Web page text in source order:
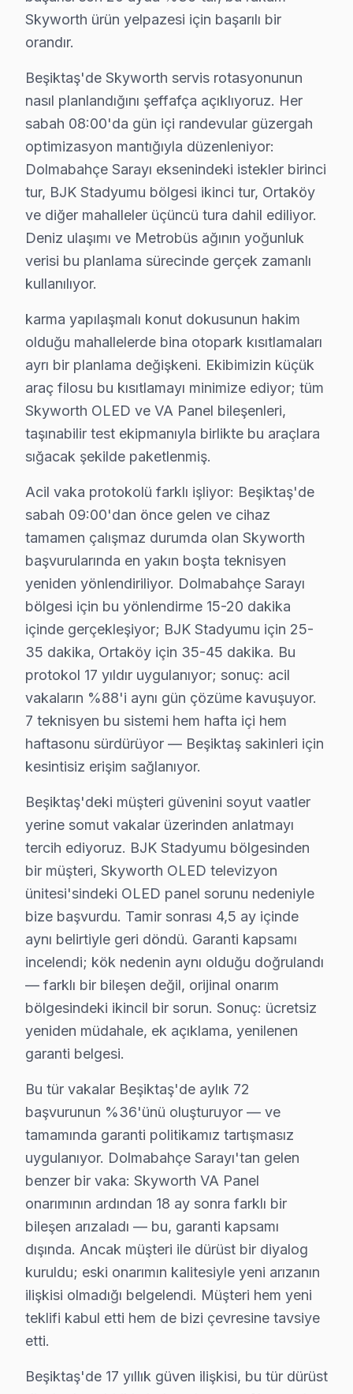
Yıldız Mahallesi, şehrin yeşil alanları ile ön plana
Skyworth televizyonunuz'lerin panel teknolojisi, çeşitli
Panel/ekran değişimi:32" ekranlar için
Anakart tamiri:Model serisine bağlı olarak
Güç kartı, LED backlight ve T-Con kart:Bu
Yazılım/firmware işlemleri:Bu tür işlemler
Yerinde servis ve atölye fiyat farkı:Yerinde
Fiyatları etkileyen diğer önemli faktörler arasında
Beşiktaş'de Skyworth Servis Kalitesi:
Beşiktaş bölgesinde, Fabrika bakım'in sunduğu
Aynı gün onarım imkanı, tamir sürecinin
Kullanılan orijinal parçalar, onarılan cihazların
Yapılan istatistiksel değerlendirmeler, Fabrika
Beşiktaş Skyworth servis - TV Tamiri
Deniz ulaşımı ile ulaşabileceğiniz herhangi bir
Şunu da belirtelim: OLED teknolojisini tanıyan 25+
Sık sorulan bir konu bu: müşteri şikâyetini 24 saatte
Beşiktaş Bölgesi ve Skyworth TV Desteği
İstanbul Avrupa Yakası içinde yer alan Beşiktaş,
Beşiktaş'de Mahalle Skyworth Servis Hizmeti
Skyworth panel arıza servisimiz Beşiktaş'nin her
Gayrettepe, Konaklar, Kültür, Kuruçeşme, Levazım,
Nisbetiye, Ortaköy, Sinanpaşa, Türkali, Ulus,
Abbasağa, Akatlar, Arnavutköy, Balmumcu, Bebek,
Beşiktaş × Skyworth: Yerel İçerik ve Deneyim
Beşiktaş Skyworth servis verisi, komşu ilçelerle
Arıza profili karşılaştırmasında ise durum farklı:
Çözüm hızı karşılaştırmasında Beşiktaş iyi bir
17 yıllık Beşiktaş servis kronolojisi, bu TV TV
Orta dönemde (2013-2018) bu marka OLED LED
Son dönemde (2019-bugün) Skyworth VA Panel ve
Beşiktaş'deki Skyworth teknik servis deneyimi,
Skyworth OLED panel sürücü katmanında LVDS
Skyworth Smart ekran modellerindeki HDMI paraziti
karma yapılaşmalı konut dokusunun hakim olduğu
Acil vaka protokolü farklı işliyor: Beşiktaş'de sabah
Beşiktaş'deki müşteri güvenini soyut vaatler yerine
Bu tür vakalar Beşiktaş'de aylık 72 başvurunun
Beşiktaş'de 17 yıllık güven ilişkisi, bu tür dürüst
Beşiktaş'deki bu TV müşteri yolculuğunu dört kritik
İkinci temas — İlk iletişim: Telefon veya mesaj yoluyla
Üçüncü temas — Saha müdahalesi: Dolmabahçe
Dördüncü temas — Teslim sonrası: Garanti belgesi +
Beşiktaş'de bu TV onarım maliyetini belirleyen
İkinci faktör — Arıza derinliği: Yüzeysel Güç kartı
Dördüncü faktör — Parça temini: Stokta hazır söz
Skyworth ürün yelpazesi için başarılı bir
orandır.
Beşiktaş'de Skyworth servis rotasyonunun
nasıl planlandığını şeffafça açıklıyoruz. Her
sabah 08:00'da gün içi randevular güzergah
optimizasyon mantığıyla düzenleniyor:
Dolmabahçe Sarayı eksenindeki istekler birinci
tur, BJK Stadyumu bölgesi ikinci tur, Ortaköy
ve diğer mahalleler üçüncü tura dahil ediliyor.
Deniz ulaşımı ve Metrobüs ağının yoğunluk
verisi bu planlama sürecinde gerçek zamanlı
kullanılıyor.
karma yapılaşmalı konut dokusunun hakim
olduğu mahallelerde bina otopark kısıtlamaları
ayrı bir planlama değişkeni. Ekibimizin küçük
araç filosu bu kısıtlamayı minimize ediyor; tüm
Skyworth OLED ve VA Panel bileşenleri,
taşınabilir test ekipmanıyla birlikte bu araçlara
sığacak şekilde paketlenmiş.
Acil vaka protokolü farklı işliyor: Beşiktaş'de
sabah 09:00'dan önce gelen ve cihaz
tamamen çalışmaz durumda olan Skyworth
başvurularında en yakın boşta teknisyen
yeniden yönlendiriliyor. Dolmabahçe Sarayı
bölgesi için bu yönlendirme 15-20 dakika
içinde gerçekleşiyor; BJK Stadyumu için 25-
35 dakika, Ortaköy için 35-45 dakika. Bu
protokol 17 yıldır uygulanıyor; sonuç: acil
vakaların %88'i aynı gün çözüme kavuşuyor.
7 teknisyen bu sistemi hem hafta içi hem
haftasonu sürdürüyor — Beşiktaş sakinleri için
kesintisiz erişim sağlanıyor.
Beşiktaş'deki müşteri güvenini soyut vaatler
yerine somut vakalar üzerinden anlatmayı
tercih ediyoruz. BJK Stadyumu bölgesinden
bir müşteri, Skyworth OLED televizyon
ünitesi'sindeki OLED panel sorunu nedeniyle
bize başvurdu. Tamir sonrası 4,5 ay içinde
aynı belirtiyle geri döndü. Garanti kapsamı
incelendi; kök nedenin aynı olduğu doğrulandı
— farklı bir bileşen değil, orijinal onarım
bölgesindeki ikincil bir sorun. Sonuç: ücretsiz
yeniden müdahale, ek açıklama, yenilenen
garanti belgesi.
Bu tür vakalar Beşiktaş'de aylık 72
başvurunun %36'ünü oluşturuyor — ve
tamamında garanti politikamız tartışmasız
uygulanıyor. Dolmabahçe Sarayı'tan gelen
benzer bir vaka: Skyworth VA Panel
onarımının ardından 18 ay sonra farklı bir
bileşen arızaladı — bu, garanti kapsamı
dışında. Ancak müşteri ile dürüst bir diyalog
kuruldu; eski onarımın kalitesiyle yeni arızanın
ilişkisi olmadığı belgelendi. Müşteri hem yeni
teklifi kabul etti hem de bizi çevresine tavsiye
etti.
Beşiktaş'de 17 yıllık güven ilişkisi, bu tür dürüst